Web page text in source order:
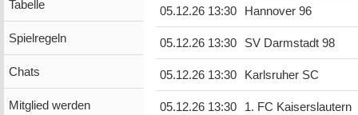
Tabelle
Spielregeln
Chats
Mitglied werden
05.12.26 13:30 Hannover 96
05.12.26 13:30 SV Darmstadt 98
05.12.26 13:30 Karlsruher SC
05.12.26 13:30 1. FC Kaiserslautern